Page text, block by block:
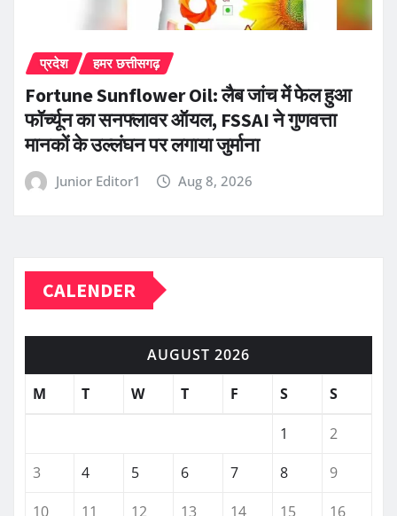
प्रदेश हमर छत्तीसगढ़
Fortune Sunflower Oil: लैब जांच में फेल हुआ
फॉर्च्यून का सनफ्लावर ऑयल, FSSAI ने गुणवत्ता
मानकों के उल्लंघन पर लगाया जुर्माना
Junior Editor1 Aug 8, 2026
CALENDER
AUGUST 2026
M
T W T F S S
1
2
3
4 5 6 7 8
9
10
11 12 13 14 15 16